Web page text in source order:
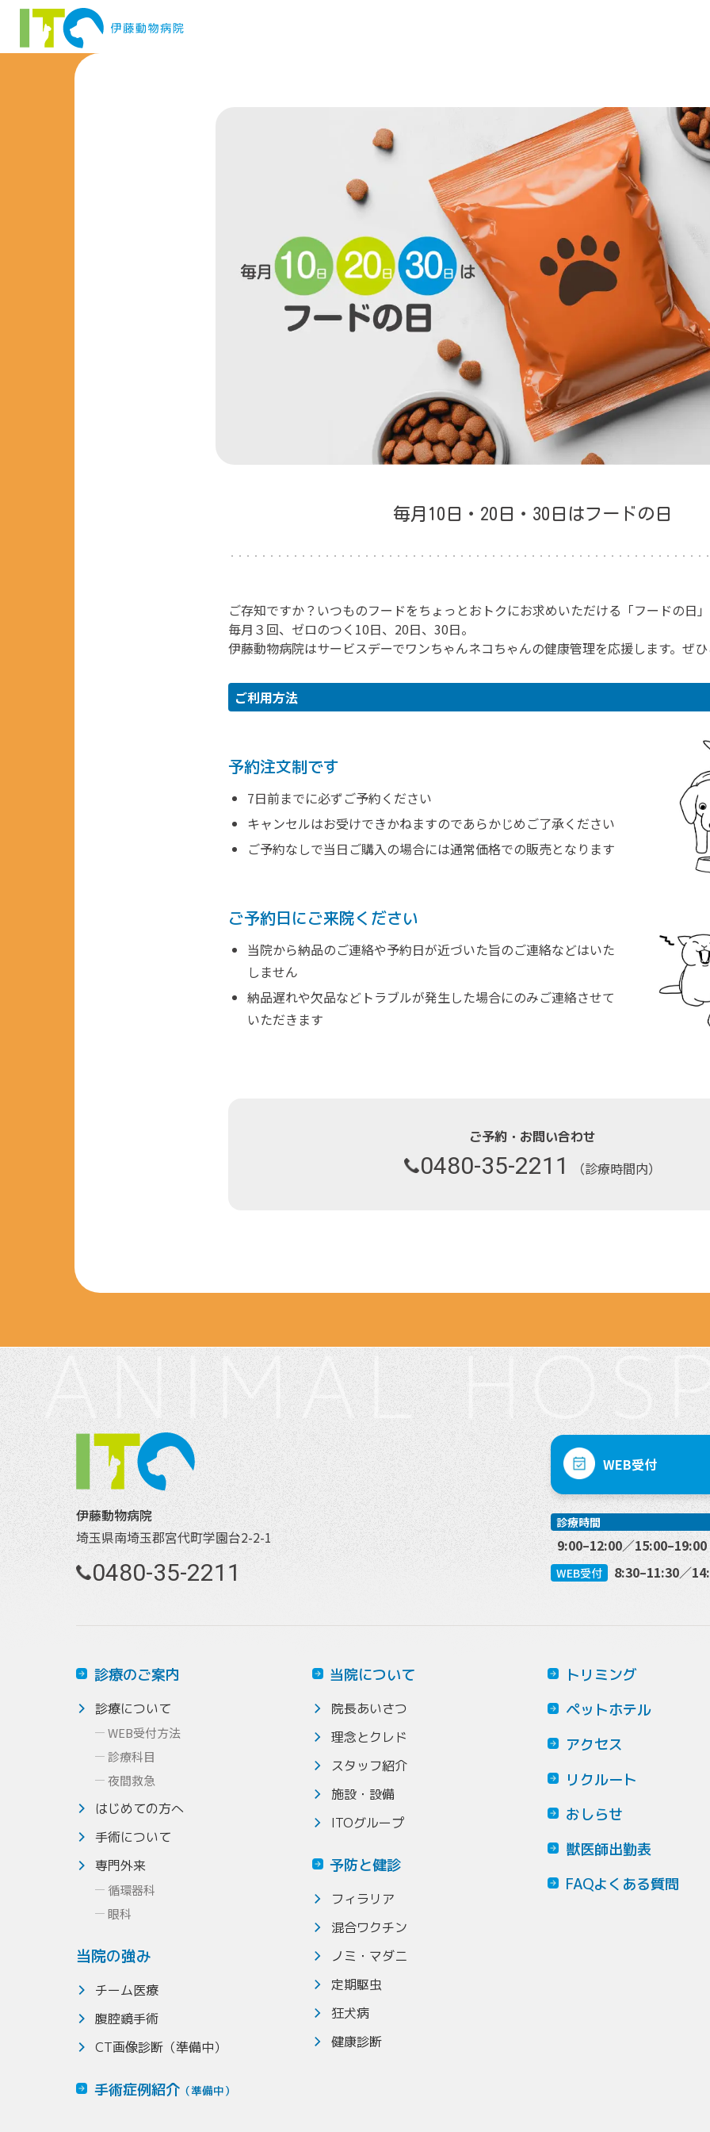
毎月10日・20日・30日はフードの日
ご存知ですか？いつものフードをちょっとおトクにお求めいただける「フードの日」
毎月３回、ゼロのつく10日、20日、30日。
伊藤動物病院はサービスデーでワンちゃんネコちゃんの健康管理を応援します。 ぜ
ご利用方法
予約注文制です
7日前までに必ずご予約ください
キャンセルはお受けできかねますのであらかじめご了承ください
ご予約なしで当日ご購入の場合には通常価格での販売となります
ご予約日にご来院ください
当院から納品のご連絡や予約日が近づいた旨のご連絡などはいた
しません
納品遅れや欠品などトラブルが発生した場合にのみご連絡させて
いただきます
ご予約・お問い合わせ
0480-35-2211 （診療時間内）
伊藤動物病院
埼玉県南埼玉郡宮代町学園台2-2-1
0480-35-2211
WEB受付
診療時間
9:00–12:00／15:00–19:00
WEB受付
8:30–11:30／
診療のご案内
診療について
WEB受付方法
診療科目
夜間救急
はじめての方へ
手術について
専門外来
循環器科
眼科
当院の強み
チーム医療
腹腔鏡手術
CT画像診断（準備中）
手術症例紹介（準備中）
当院について
院長あいさつ
理念とクレド
スタッフ紹介
施設・設備
ITOグループ
予防と健診
フィラリア
混合ワクチン
ノミ・マダニ
定期駆虫
狂犬病
健康診断
トリミング
ペットホテル
アクセス
リクルート
おしらせ
獣医師出勤表
FAQよくある質問